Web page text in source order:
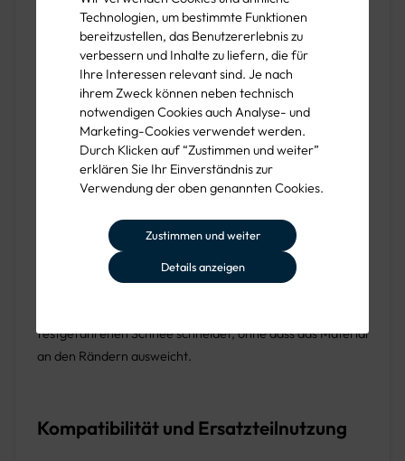
Technologien, um bestimmte Funktionen
bereitzustellen, das Benutzererlebnis zu
verbessern und Inhalte zu liefern, die für
Ihre Interessen relevant sind. Je nach
ihrem Zweck können neben technisch
notwendigen Cookies auch Analyse- und
Marketing-Cookies verwendet werden.
Durch Klicken auf “Zustimmen und weiter”
erklären Sie Ihr Einverständnis zur
Verwendung der oben genannten Cookies.
Zustimmen und weiter
Details anzeigen
Umgebungen. Dieses Schaufelblatt eignet sich daher
besonders gut für schwere Schneeräumarbeiten auf
großen Flächen, wie auf Parkplätzen oder
Industriegeländen.
Kante für verbesserte Stabilität und
Haltbarkeit
Die Kante des Hallenser Schneeschaufel-Blatts sorgt für
zusätzliche Festigkeit und Stabilität. Sie verhindert das
Abnutzen der Schaufelkante und verlängert die
Lebensdauer des Blatts erheblich. Die Kante ermöglicht
festgefahrenen Schnee schneidet, ohne dass das Material
an den Rändern ausweicht.
Kompatibilität und Ersatzteilnutzung